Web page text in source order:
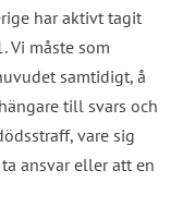
har aktivt tagit
Vi måste som
samtidigt, å
till svars och
vare sig
ansvar eller att en